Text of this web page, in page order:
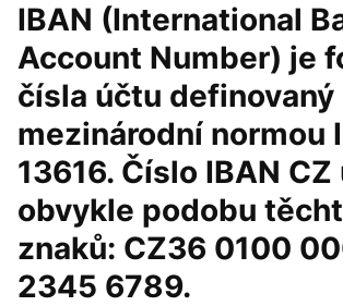
IBAN (International
Account Number) je
čísla účtu definovaný
mezinárodní normou
13616. Číslo IBAN
obvykle podobu
znaků: CZ36 0100
2345 6789.